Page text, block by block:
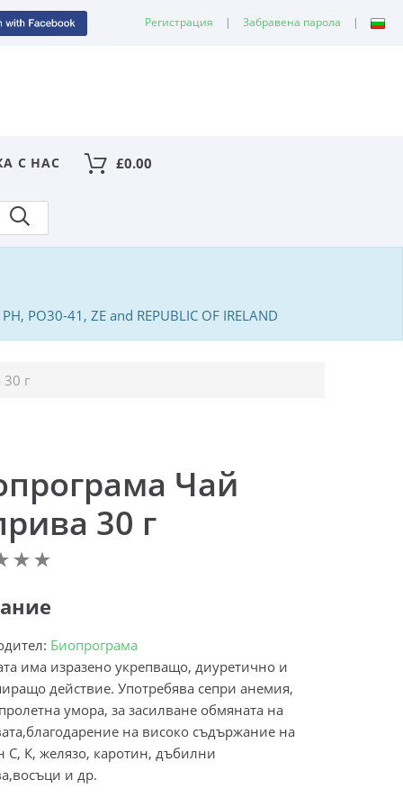
Регистрация | Забравена парола |
С НАС £0.00
PO30-41, ZE and REPUBLIC OF IRELAND
г
Чай
30 г
Биопрограма
има изразено укрепващо, диуретично и
действие. Употребява сепри анемия,
умора, за засилване обмяната на
на високо съдържание на
С, К, желязо, каротин, дъбилни
и др.